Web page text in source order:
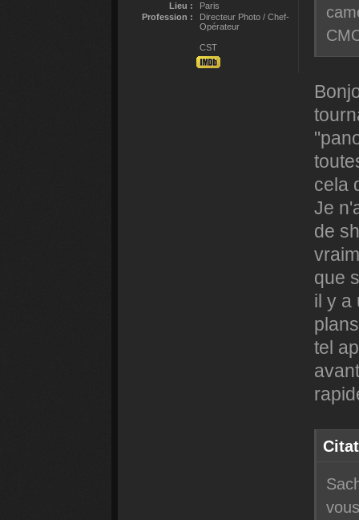
Lieu :
Paris
Profession :
Directeur Photo / Chef-
Opérateur
CST
cela
Je
de
que
il y a
tel